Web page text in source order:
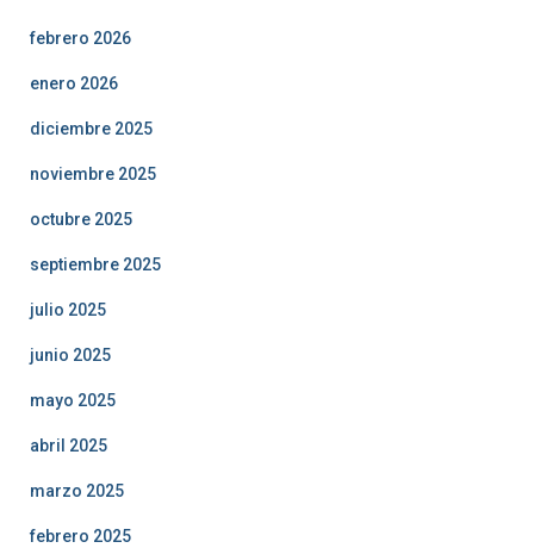
febrero 2026
enero 2026
diciembre 2025
noviembre 2025
octubre 2025
septiembre 2025
julio 2025
junio 2025
mayo 2025
abril 2025
marzo 2025
febrero 2025